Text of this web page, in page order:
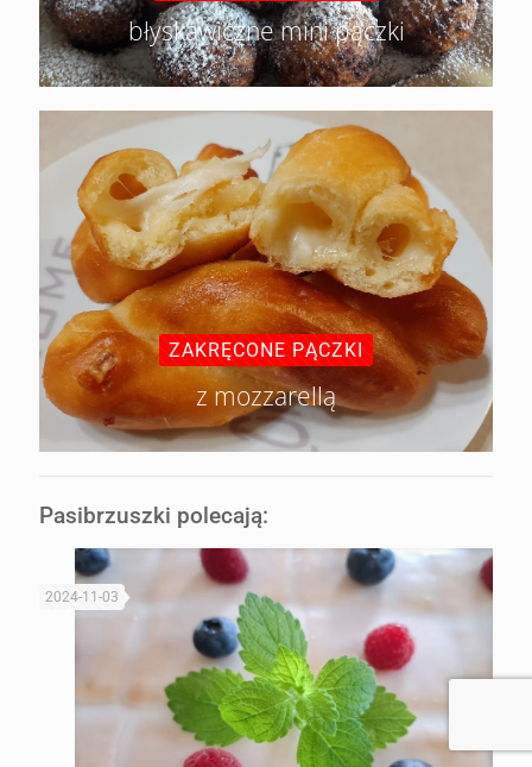
błyskawiczne mini pączki
ZAKRĘCONE PĄCZKI
z mozzarellą
Pasibrzuszki polecają:
2024-11-03